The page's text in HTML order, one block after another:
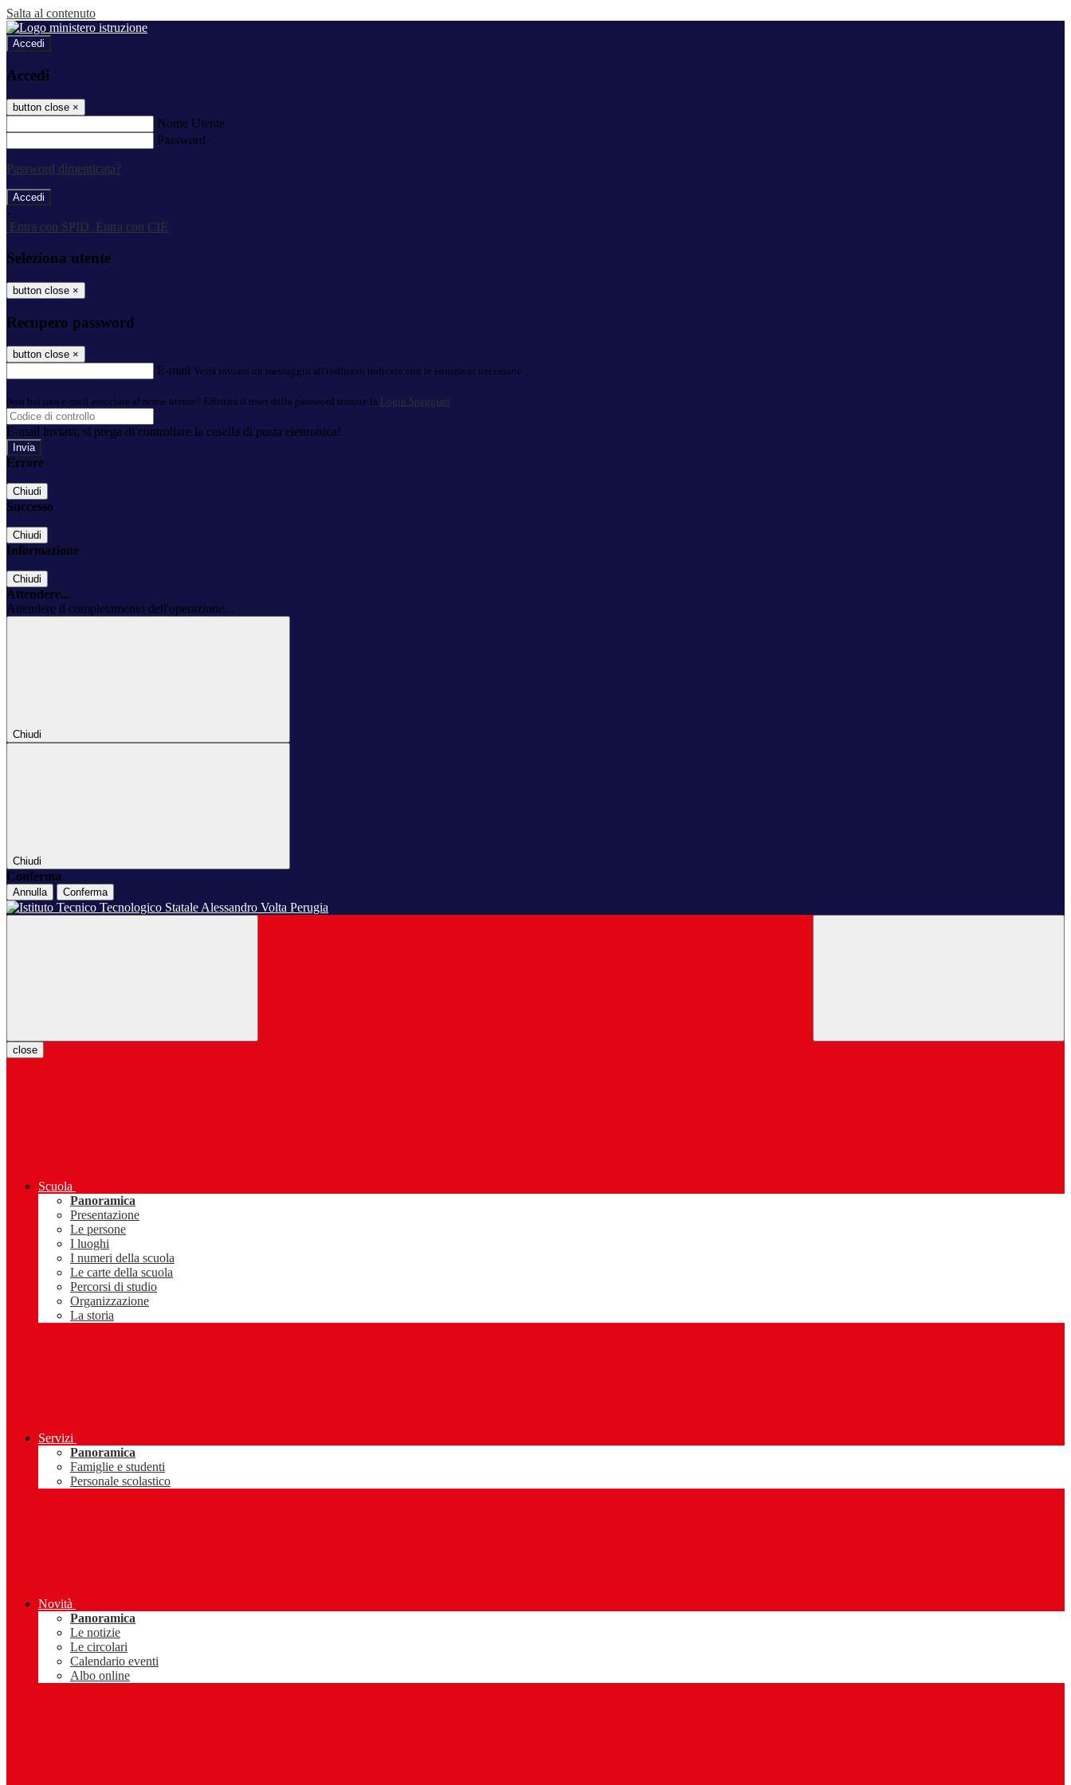
Salta al contenuto
Accedi
Accedi
button close ×
Nome Utente
Password
Password dimenticata?
-
Entra con SPID
Entra con CIE
Seleziona utente
button close ×
Recupero password
button close ×
E-mail Verrà inviato un messaggio all'indirizzo indicato con le istruzioni necessarie.
Non hai una e-mail associata al nome utente? Effettua il reset della password tramite la Login Spaggiari
E-mail inviata, si prega di controllare la casella di posta elettronica!
Errore
Chiudi
Successo
Chiudi
Informazione
Chiudi
Attendere...
Attendere il completamento dell'operazione...
Chiudi
Chiudi
Conferma
Annulla Conferma
close
Scuola
Panoramica
Presentazione
Le persone
I luoghi
I numeri della scuola
Le carte della scuola
Percorsi di studio
Organizzazione
La storia
Servizi
Panoramica
Famiglie e studenti
Personale scolastico
Novità
Panoramica
Le notizie
Le circolari
Calendario eventi
Albo online